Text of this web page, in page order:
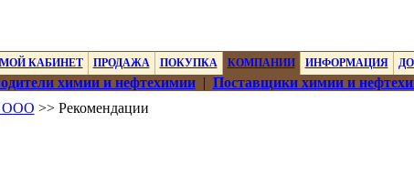
МОЙ КАБИНЕТ ПРОДАЖА ПОКУПКА КОМПАНИИ ИНФОРМАЦИЯ
химии и нефтехимии| Поставщики химии и
ООО >> Рекомендации